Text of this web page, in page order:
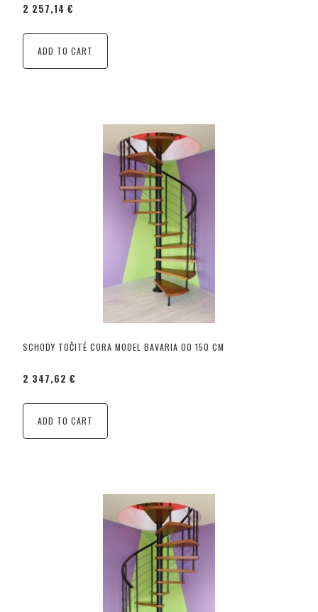
2 257,14 €
ADD TO CART
SCHODY TOČITÉ CORA MODEL BAVARIA 00 150 CM
2 347,62 €
ADD TO CART